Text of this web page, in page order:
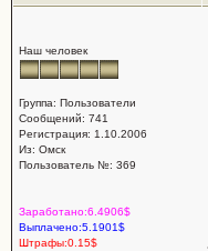
Наш человек
Группа: Пользователи
Сообщений: 741
Регистрация: 1.10.2006
Из: Омск
Пользователь №: 369
Заработано:6.4906$
Выплачено:5.1901$
Штрафы:0.15$